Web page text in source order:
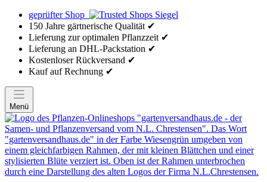
geprüfter Shop
150 Jahre gärtnerische Qualität ✔
Lieferung zur optimalen Pflanzzeit ✔
Lieferung an DHL-Packstation ✔
Kostenloser Rückversand ✔
Kauf auf Rechnung ✔
Menü